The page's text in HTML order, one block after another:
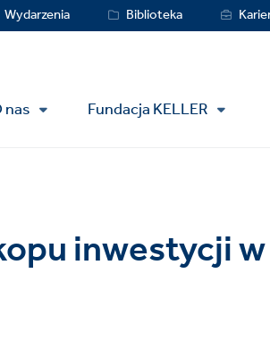
Wydarzenia Biblioteka
nas Fundacja KELLER
inwestycji